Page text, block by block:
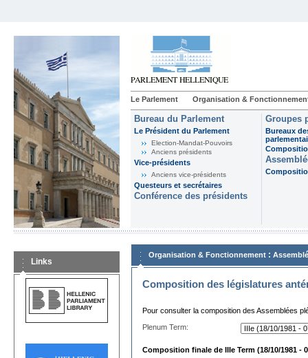
Le Parlement Organisation &
Bureau du Parlement
Le Président du Parlement
Election-Mandat-Pouvoirs
Anciens présidents
Vice-présidents
Anciens vice-présidents
Questeurs et secrétaires
Conférence des présidents
Groupes
Bureaux
Links
Organisation & Fonctionnement :
Composition des législatures
Pour consulter la composition des Assemblées
Plenum Term:
Composition finale de IIIe Term (18/10/1981 -